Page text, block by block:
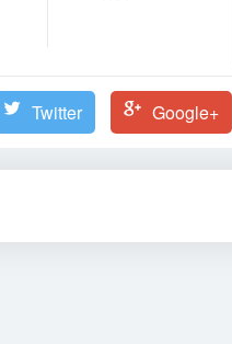
Twitter Google+